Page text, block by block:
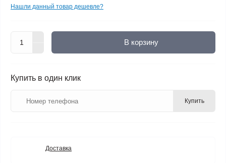
Нашли данный товар дешевле?
В корзину
Купить в один клик
Купить
Доставка